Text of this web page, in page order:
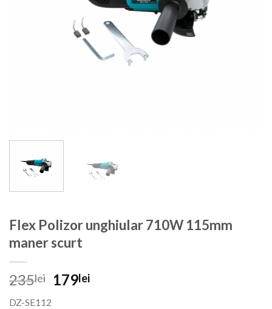
Flex Polizor unghiular 710W 115mm
maner scurt
235lei
Prețul
179leiPrețul
DZ-SE112